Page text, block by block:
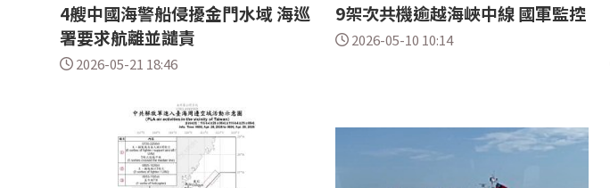
4艘中國海警船侵擾金門水域 海巡
署要求航離並譴責
2026-05-21 18:46
9架次共機逾越海峽中線 國軍監控
2026-05-10 10:14